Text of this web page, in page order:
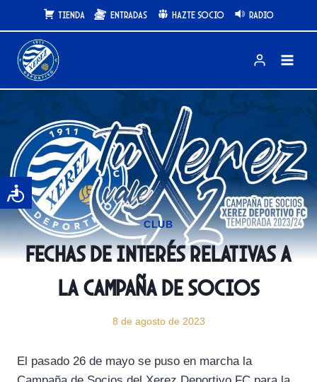
al
contenido
Tienda Entradas Hazte Socio Radio
CLUB
Fechas de interés relativas a
la Campaña de Socios
8 de agosto de 2023
El pasado 26 de mayo se puso en marcha la